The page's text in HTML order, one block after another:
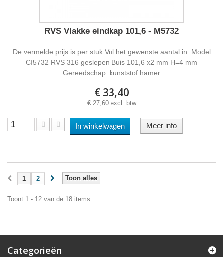
RVS Vlakke eindkap 101,6 - M5732
De vermelde prijs is per stuk.Vul het gewenste aantal in. Model
CI5732 RVS 316 geslepen Buis 101,6 x2 mm H=4 mm
Gereedschap: kunststof hamer
€ 33,40
€ 27,60 excl. btw
In winkelwagen Meer info
Toon alles
1 2
Toont 1 - 12 van de 18 items
Categorieën